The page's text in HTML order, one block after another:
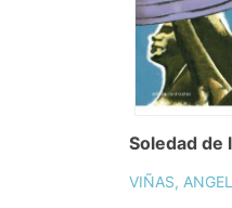
Soledad de
VIÑAS, ANGEL